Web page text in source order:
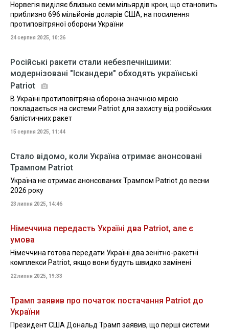
Норвегія виділяє близько семи мільярдів крон, що становить
приблизно 696 мільйонів доларів США, на посилення
протиповітряної оборони України
24 серпня 2025, 10:26
Російські ракети стали небезпечнішими:
модернізовані "Іскандери" обходять українські
Patriot
В Україні протиповітряна оборона значною мірою
покладається на системи Patriot для захисту від російських
балістичних ракет
15 серпня 2025, 11:44
Стало відомо, коли Україна отримає анонсовані
Трампом Patriot
Україна не отримає анонсованих Трампом Patriot до весни
2026 року
23 липня 2025, 14:46
Німеччина передасть Україні два Patriot, але є
умова
Німеччина готова передати Україні два зенітно-ракетні
комплекси Patriot, якщо вони будуть швидко замінені
22 липня 2025, 19:33
Трамп заявив про початок постачання Patriot до
України
Президент США Дональд Трамп заявив, що перші системи